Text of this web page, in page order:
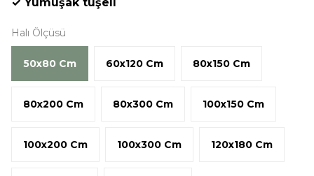
Halı Ölçüsü
50x80 Cm 60x120 Cm 80x150 Cm
80x200 Cm 80x300 Cm 100x150 Cm
100x200 Cm 100x300 Cm 120x180 Cm